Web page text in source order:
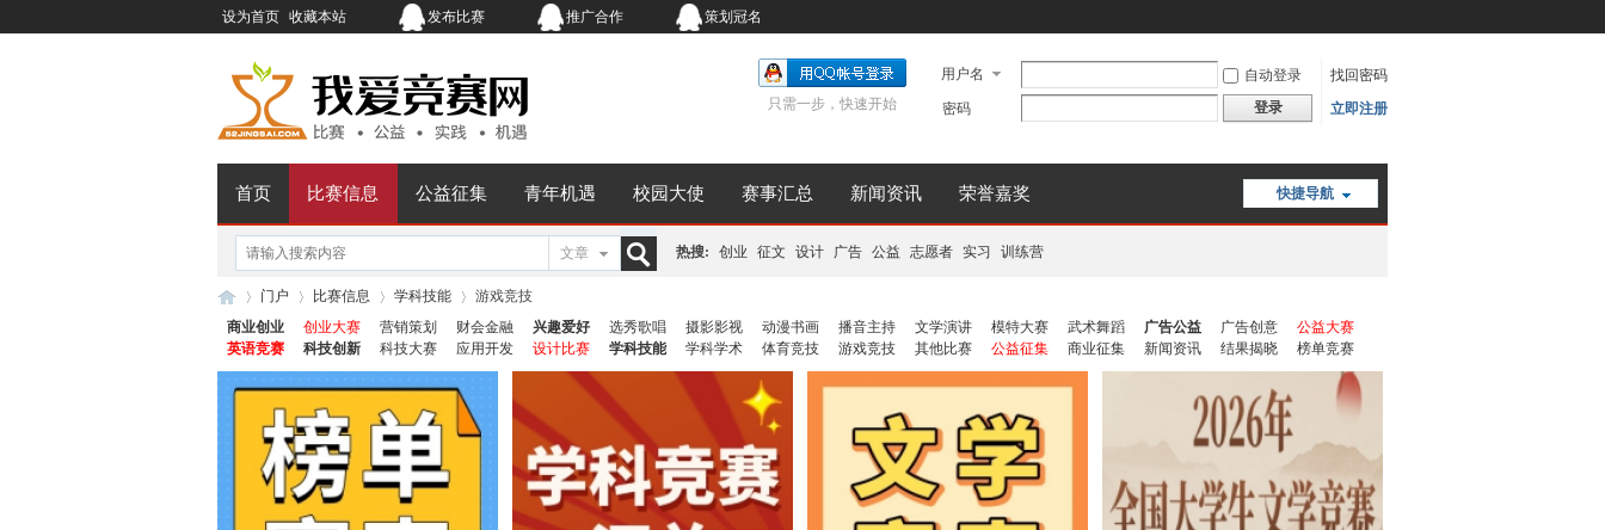
设为首页 收藏本站 发布比赛 推广合作 策划冠名
用户名 自动登录
找回密码
密码
登录 立即注册
只需一步，快速开始
快捷导航
首页 比赛信息 公益征集 青年机遇 校园大使 赛事汇总 新闻资讯 荣誉嘉奖
文章 热搜: 创业 征文 设计 广告 公益 志愿者 实习 训练营
门户 比赛信息 学科技能
游戏竞技
商业创业
创业大赛 营销策划 财会金融 兴趣爱好 选秀歌唱 摄影影视 动漫书画 播音主持 文学演讲 模特大赛 武术舞蹈 广告公益 广告创意
公益大赛
英语竞赛
科技创新 科技大赛 应用开发 设计比赛 学科技能 学科学术 体育竞技 游戏竞技 其他比赛 公益征集 商业征集 新闻资讯 结果揭晓 榜单竞赛